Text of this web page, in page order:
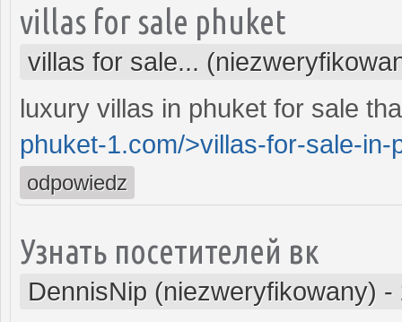
villas for sale phuket
villas for sale...
luxury villas in phuket for sale
phuket-1.com/>villas-for-sale-in-
odpowiedz
Узнать посетителей вк
DennisNip (niezweryfikowany) -